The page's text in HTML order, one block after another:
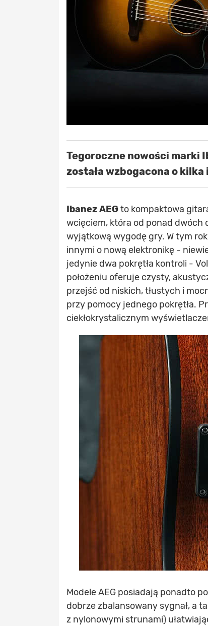
Tegoroczne nowości marki
została wzbogacona o
Ibanez AEGto kompaktowa
wcięciem, która od ponad dwóch
wyjątkową wygodę gry. W tym
innymi o nową elektronikę -
jedynie dwa pokrętła kontroli -
położeniu oferuje czysty,
przejść od niskich, tłustych i
przy pomocy jednego pokrętła.
ciekłokrystalicznym
Modele AEG posiadają ponadto
dobrze zbalansowany sygnał, a
z nylonowymi strunami)